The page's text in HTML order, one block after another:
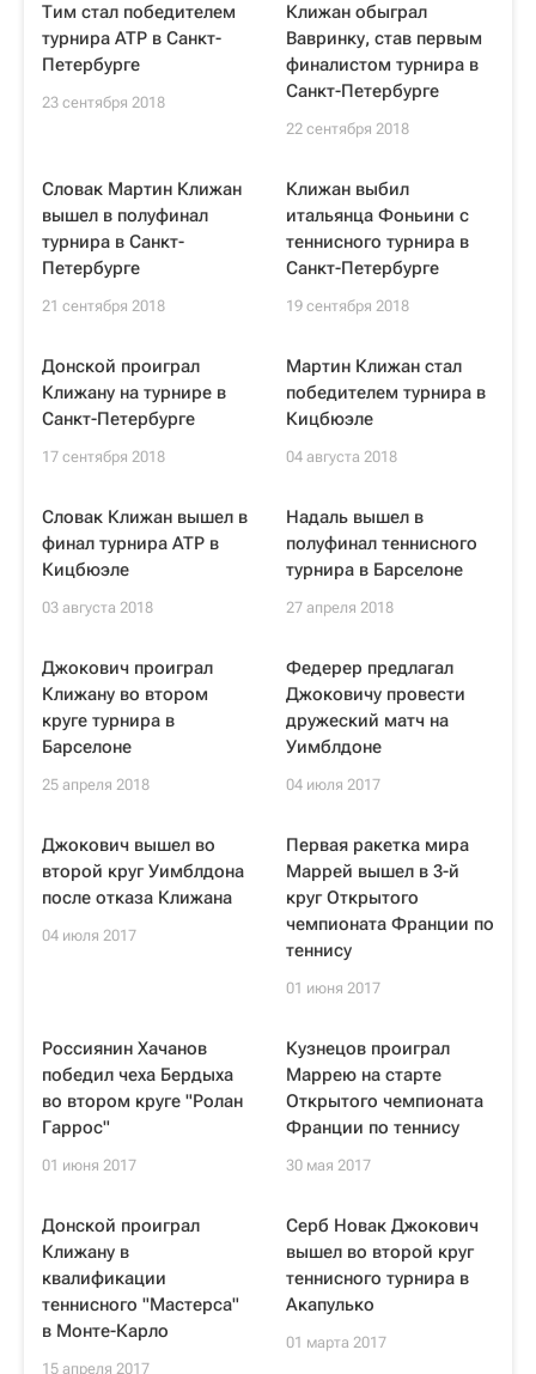
Тим стал победителем
турнира ATP в Санкт-
Петербурге
23 сентября 2018
Клижан обыграл
Вавринку, став первым
финалистом турнира в
Санкт-Петербурге
22 сентября 2018
Словак Мартин Клижан
вышел в полуфинал
турнира в Санкт-
Петербурге
21 сентября 2018
Клижан выбил
итальянца Фоньини с
теннисного турнира в
Санкт-Петербурге
19 сентября 2018
Донской проиграл
Клижану на турнире в
Санкт-Петербурге
17 сентября 2018
Мартин Клижан стал
победителем турнира в
Кицбюэле
04 августа 2018
Словак Клижан вышел в
финал турнира ATP в
Кицбюэле
03 августа 2018
Надаль вышел в
полуфинал теннисного
турнира в Барселоне
27 апреля 2018
Джокович проиграл
Клижану во втором
круге турнира в
Барселоне
25 апреля 2018
Федерер предлагал
Джоковичу провести
дружеский матч на
Уимблдоне
04 июля 2017
Джокович вышел во
второй круг Уимблдона
после отказа Клижана
04 июля 2017
Первая ракетка мира
Маррей вышел в 3-й
круг Открытого
чемпионата Франции по
теннису
01 июня 2017
Россиянин Хачанов
победил чеха Бердыха
во втором круге "Ролан
Гаррос"
01 июня 2017
Кузнецов проиграл
Маррею на старте
Открытого чемпионата
Франции по теннису
30 мая 2017
Донской проиграл
Клижану в
квалификации
теннисного "Мастерса"
в Монте-Карло
15 апреля 2017
Серб Новак Джокович
вышел во второй круг
теннисного турнира в
Акапулько
01 марта 2017